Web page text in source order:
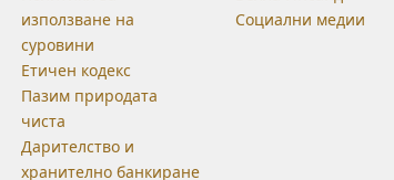
използване на
суровини
Етичен кодекс
Пазим природата
чиста
Дарителство и
хранително банкиране
Социални медии